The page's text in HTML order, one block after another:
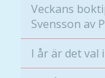
Veckans
Svensson av
I år är det val